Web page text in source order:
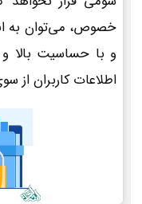
خصوص، می‌توان به
و با حساسیت بالا
اطلاعات کاربران از